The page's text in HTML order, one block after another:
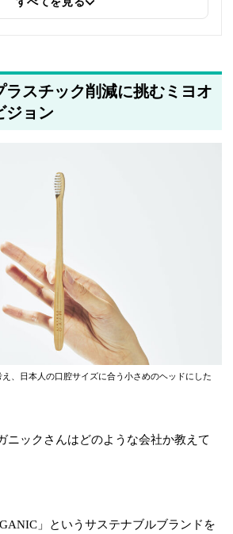
ラスチック削減に挑むミヨオ
ジョン
、日本人の口腔サイズに合う小さめのヘッドにした
ニックさんはどのような会社か教えて
」というサステナブルブランドを